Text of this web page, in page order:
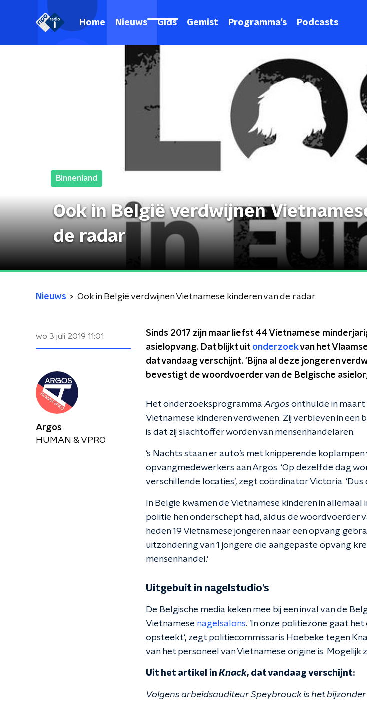
Home Nieuws Gids Gemist Programma's Podcasts
Binnenland
Ook in België verdwijnen
de radar
Nieuws Ook in België verdwijnen Vietnamese kinderen van de radar
wo 3 juli 2019 11:01
Sinds 2017 zijn maar liefst 44 Vietnamese
asielopvang. Dat blijkt uit onderzoekvan het
dat vandaag verschijnt. 'Bijna al deze jongeren
bevestigt de woordvoerder van de Belgische
Het onderzoeksprogramma Argos onthulde in maart
Vietnamese kinderen verdwenen. Zij verbleven in
is dat zij slachtoffer worden van mensenhandelaren.
's Nachts staan er auto’s met knipperende
opvangmedewerkers aan Argos. 'Op dezelfde dag
verschillende locaties', zegt coördinator Victoria. 'Dus
In België kwamen de Vietnamese kinderen in
politie hen onderschept had, aldus de woordvoerder
heden 19 Vietnamese jongeren naar een opvang
uitzondering van 1 jongere die aangepaste opvang
mensenhandel.'
Uitgebuit in nagelstudio’s
De Belgische media keken mee bij een inval van de
Vietnamese nagelsalons. 'In onze politiezone gaat
opsteekt', zegt politiecommissaris Hoebeke tegen
van het personeel van Vietnamese origine is. Mogelijk
Uit het artikel in Knack, dat vandaag verschijnt:
Volgens arbeidsauditeur Speybrouck is het
Argos
HUMAN & VPRO